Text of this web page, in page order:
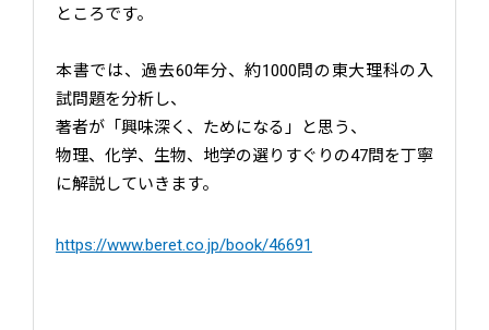
ところです。
本書では、過去60年分、約1000問の東大理科の入
試問題を分析し、
著者が「興味深く、ためになる」と思う、
物理、化学、生物、地学の選りすぐりの47問を丁寧
に解説していきます。
https://www.beret.co.jp/book/46691